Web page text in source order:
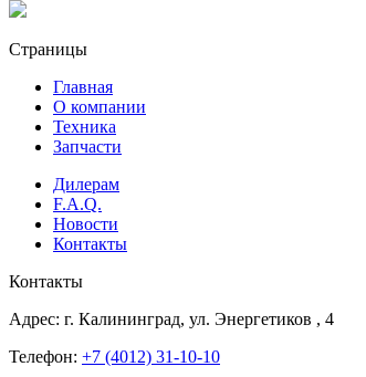
Страницы
Главная
О компании
Техника
Запчасти
Дилерам
F.A.Q.
Новости
Контакты
Контакты
Адрес: г. Калининград, ул. Энергетиков , 4
Телефон: +7 (4012) 31-10-10